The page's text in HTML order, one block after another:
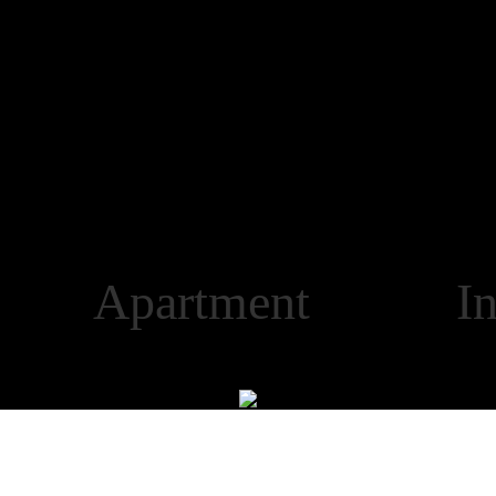
Apartment